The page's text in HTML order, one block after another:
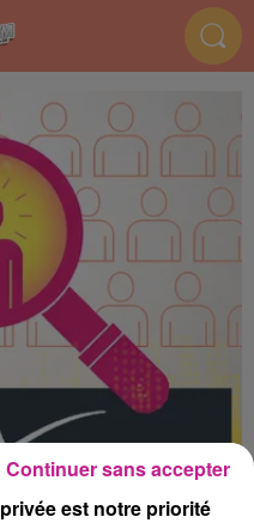
est notre priorité
Continuer sans accepter